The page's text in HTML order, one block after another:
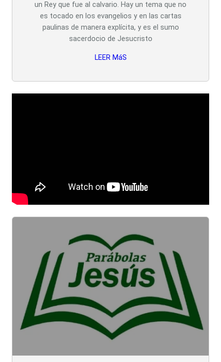
un Rey que fue al calvario. Hay un tema que no
es tocado en los evangelios y en las cartas
paulinas de manera explícita, y es el sumo
sacerdocio de Jesucristo
LEER MáS